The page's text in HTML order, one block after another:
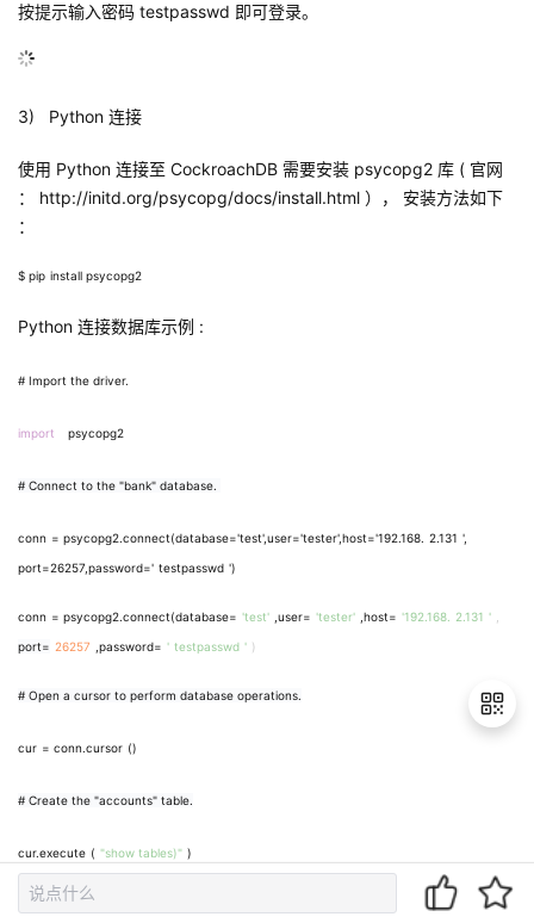
按提示输入密码 testpasswd 即可登录。
3) Python 连接
使用 Python 连接至 CockroachDB 需要安装 psycopg2 库 ( 官网
：
http://initd.org/psycopg/docs/install.html ）， 安装方法如下
：
$ pip install psycopg2
Python 连接数据库示例 :
# Import the driver.
import psycopg2
# Connect to the "bank" database.
conn = psycopg2.connect(database='test',user='tester',host='192.168. 2.131 ',
port=26257,password=' testpasswd ')
conn = psycopg2.connect(database= 'test' ,user= 'tester' ,host= '192.168. 2.131 '
port= 26257 ,password= ' testpasswd ' )
# Open a cursor to perform database operations.
cur = conn.cursor ()
# Create the "accounts" table.
cur.execute ( "show tables)" )
# Print out the balances.